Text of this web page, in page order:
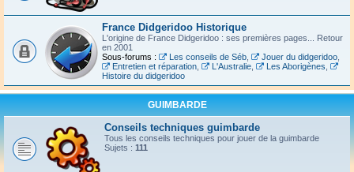
France Didgeridoo Historique
L'origine de France Didgeridoo : ses premières pages... Retour
en 2001
Sous-forums :
Les conseils de Séb, Jouer du didgeridoo,
Entretien et réparation, L'Australie, Les Aborigènes
Histoire du didgeridoo
GUIMBARDE
Conseils techniques guimbarde
Tous les conseils techniques pour jouer de la guimbarde
Sujets : 111